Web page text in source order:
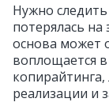
Нужно
потерялась на
основа может
воплощается
копирайтинга,
реализации и